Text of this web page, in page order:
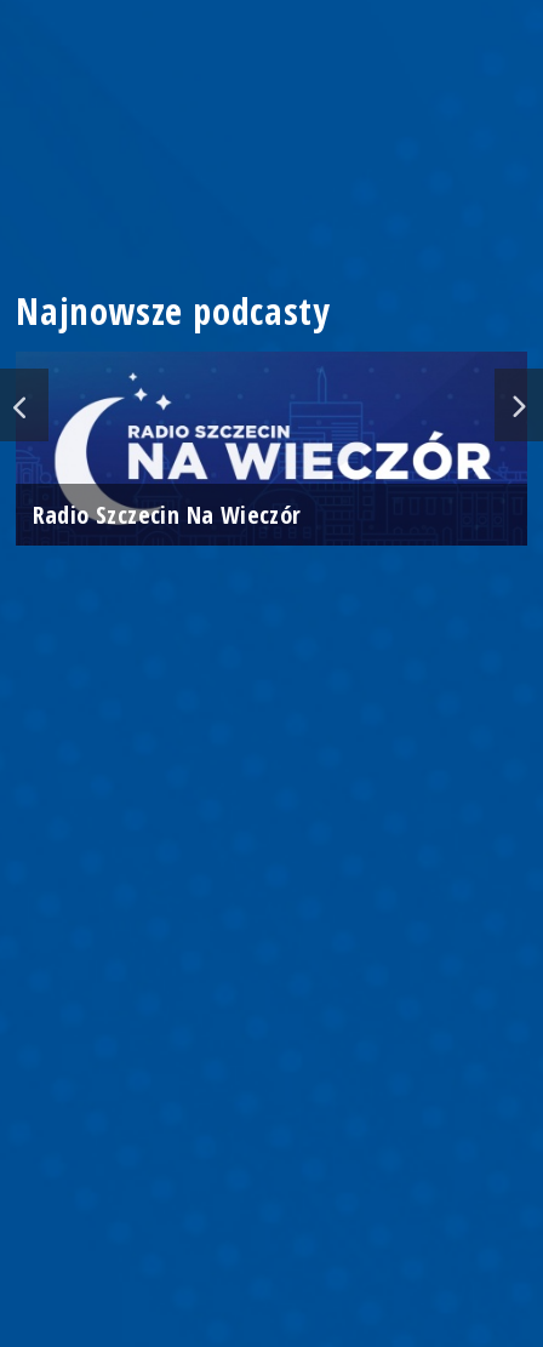
Najnowsze podcasty
Radio Szczecin Na Wieczór